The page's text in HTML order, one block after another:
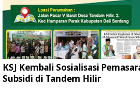
KSJ Kembali Sosialisasi
Subsidi di Tandem Hilir